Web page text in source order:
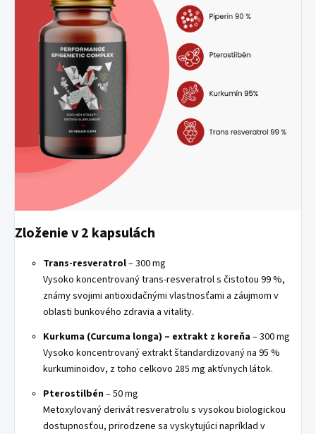
Zloženie v 2 kapsulách
Trans-resveratrol– 300 mg
Vysoko koncentrovaný trans-resveratrol s čistotou 99 %,
známy svojimi antioxidačnými vlastnosťami a záujmom v
oblasti bunkového zdravia a vitality.
Kurkuma (Curcuma longa) – extrakt z koreňa – 300 mg
Vysoko koncentrovaný extrakt štandardizovaný na 95 %
kurkuminoidov, z toho celkovo 285 mg aktívnych látok.
Pterostilbén – 50 mg
Metoxylovaný derivát resveratrolu s vysokou biologickou
dostupnosťou, prirodzene sa vyskytujúci napríklad v